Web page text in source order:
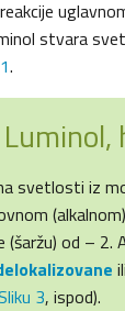
stvara
.
svetlosti iz
(šaržu) od –
3, ispod).